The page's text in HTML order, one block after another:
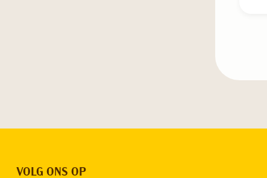
VOLG ONS OP